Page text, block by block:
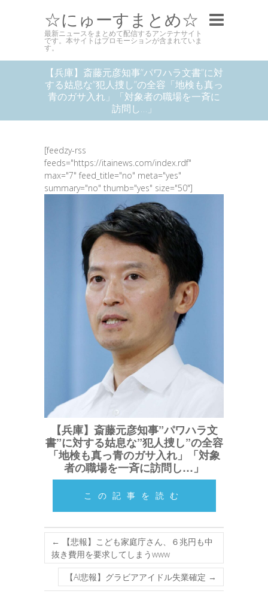
☆にゅーすまとめ☆
最新ニュースをまとめて配信するアンテナサイト
です。本サイトはプロモーションが含まれていま
す。
【兵庫】斎藤元彦知事”パワハラ文書”に対
する姑息な”犯人捜し”の全容「地検も真っ
青のガサ入れ」「対象者の職場を一斉に
訪問し…」
[feedzy-rss
feeds="https://itainews.com/index.rdf"
max="7" feed_title="no" meta="yes"
summary="no" thumb="yes" size="50"]
【兵庫】斎藤元彦知事”パワハラ文
書”に対する姑息な”犯人捜し”の全容
「地検も真っ青のガサ入れ」「対象
者の職場を一斉に訪問し…」
この記事を読む
←
【悲報】こども家庭庁さん、６兆円も中
抜き費用を要求してしまうwww
【AI悲報】グラビアアイドル失業確定 →